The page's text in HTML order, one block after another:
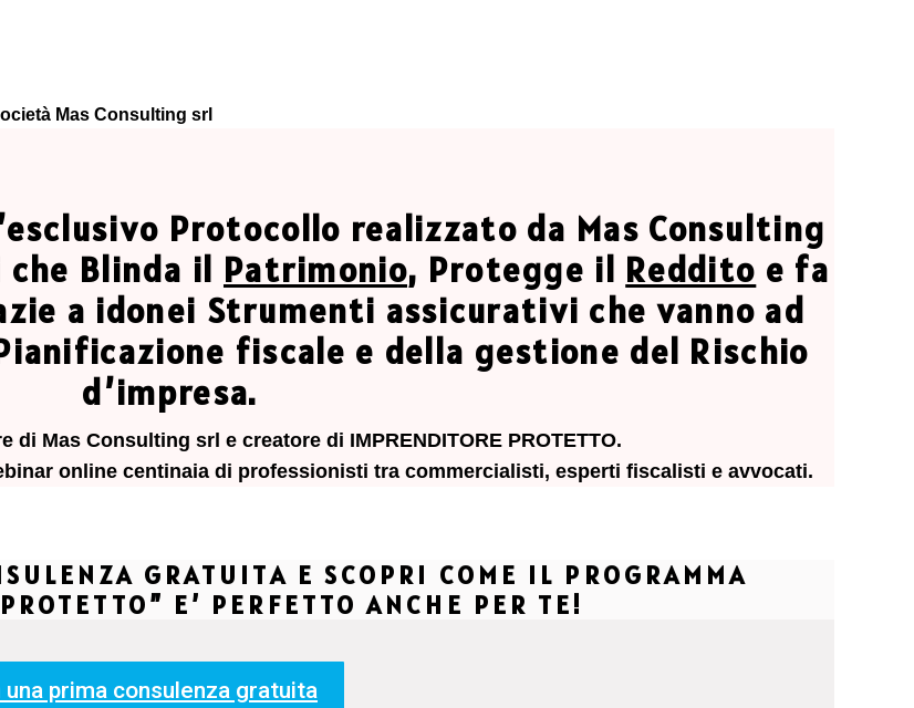
Mas Consulting srl
l’esclusivo Protocollo realizzato da Mas Consulting
Blinda il Patrimonio, Protegge il Reddito e fa
a idonei Strumenti assicurativi che vanno ad
fiscale e della gestione del Rischio
d’impresa.
di Mas Consulting srl e creatore di IMPRENDITORE PROTETTO.
online centinaia di professionisti tra commercialisti, esperti fiscalisti e avvocati.
GRATUITA E SCOPRI COME IL PROGRAMMA
E’ PERFETTO ANCHE PER TE!
prima consulenza gratuita